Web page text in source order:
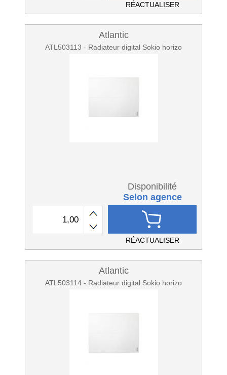
RÉACTUALISER
Atlantic
ATL503113 - Radiateur digital Sokio horizo
Disponibilité
Selon agence
RÉACTUALISER
Atlantic
ATL503114 - Radiateur digital Sokio horizo